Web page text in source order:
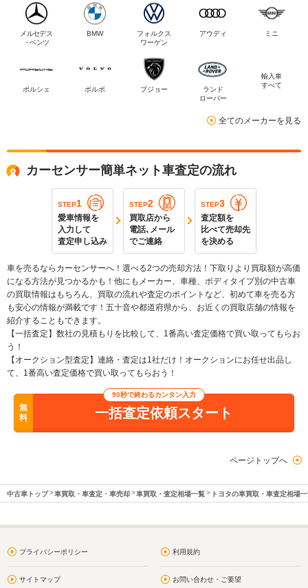
メルセデス
・ベンツ
BMW
フォルクス
ワーゲン
アウディ ミニ
ポルシェ ボルボ プジョー
ランド
ローバー
輸入車
すべて
全てのメーカーを見る
カーセンサー簡単ネット車査定の流れ
STEP1
愛車情報を
入力して
査定申し込み
STEP2
買取店から
電話､メール
でご連絡
STEP3
査定額を
比べて売却先
を決める
車を売るならカーセンサーへ！選べる2つの売却方法！下取りより買取額が高価
になる方法が見つかるかも！他にもメーカー、車種、ボディタイプ別の中古車
の買取情報はもちろん、買取の流れや査定のポイントなど、初めて車を売る方
も安心の情報が満載です！五十音や都道府県から、お近くの買取店舗の情報を
紹介することもできます。
【一括査定】数社の見積もりを比較して、1番高い査定価格で買い取ってもらお
う！
【オークション型査定】連絡・査定は1社だけ！オークションにお任せ出品し
て、1番高い査定価格で買い取ってもらおう！
無
料
90秒で終わるカンタン入力
一括査定依頼スタート
ページトップへ
中古車トップ 車買取・車査定・車売却 車買取・査定相場一覧 トヨタの車買取・車査定相場
プライバシーポリシー 利用規約
サイトマップ お問い合わせ・ご要望